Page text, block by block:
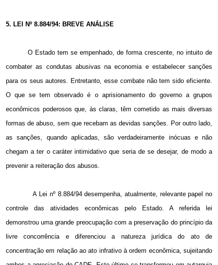
5. LEI Nº 8.884/94: BREVE ANÁLISE
O Estado tem se empenhado, de forma crescente, no intuito de
combater as condutas abusivas na economia e estabelecer sanções
para os seus autores. Entretanto, esse combate não tem sido eficiente.
O que se tem observado é o aprisionamento do governo a grupos
econômicos poderosos que, às claras, têm cometido as mais diversas
formas de abuso, sem que recebam as devidas sanções. Por outro lado,
as sanções, quando aplicadas, são verdadeiramente inócuas e não
chegam a ter o caráter intimidativo que seria de se desejar, de modo a
prevenir a reiteração dos abusos.
A Lei nº 8.884/94 desempenha, atualmente, relevante papel no
controle das atividades econômicas pelo Estado. A referida lei
demonstrou uma grande preocupação com a preservação do princípio da
livre concorrência e diferenciou a natureza jurídica do ato de
concentração em relação ao ato infrativo à ordem econômica, sujeitando